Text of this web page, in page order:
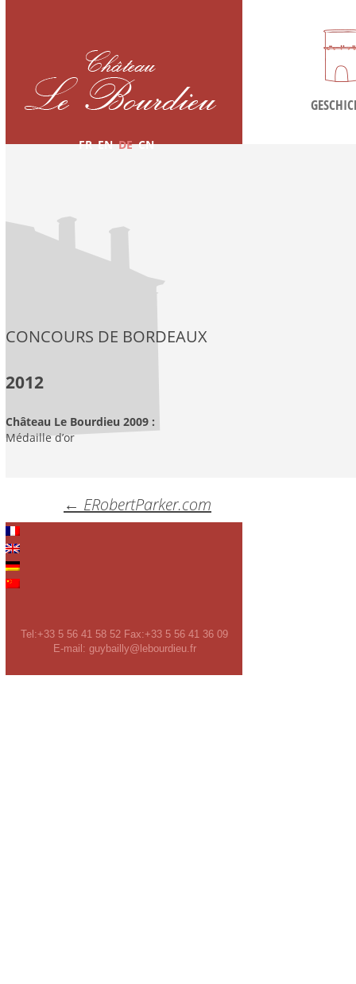
FR EN DE CN
CONCOURS DE BORDEAUX
2012
Château Le Bourdieu 2009 :
Médaille d’or
navigation
← ERobertParker.com
Hinterlasse eine Antwort
Du musst
Tel:+33 5 56 41 58 52 Fax:+33 5 56 41 36 09
E-mail: guybailly@lebourdieu.fr